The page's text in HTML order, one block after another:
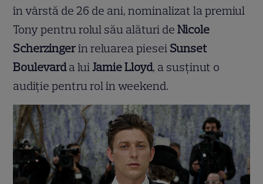
în vârstă de 26 de ani, nominalizat la premiul
Tony pentru rolul său alături deNicole
Scherzingerîn reluarea piesei Sunset
Boulevarda luiJamie Lloyd, a susținut o
audiție pentru rol în weekend.